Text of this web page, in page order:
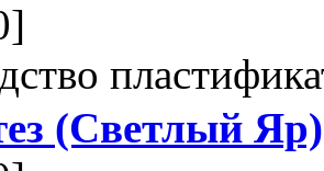
(Светлый Яр)